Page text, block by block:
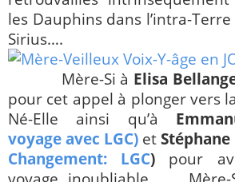
les Dauphins dans l’intra-Terre
Sirius….
Mère-Si à Elisa
pour cet appel à plonger vers
Né-Elle ainsi qu’à
voyage avec LGC) et Stéphane
Changement: LGC) pour